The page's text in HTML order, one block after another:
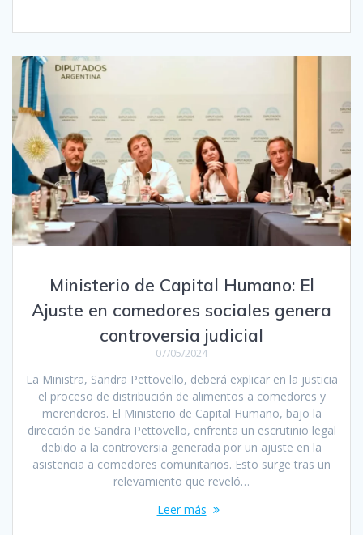
Ministerio de Capital Humano: El
Ajuste en comedores sociales genera
controversia judicial
07/05/2024
La Ministra, Sandra Pettovello, deberá explicar en la justicia
el proceso de distribución de alimentos a comedores y
merenderos. El Ministerio de Capital Humano, bajo la
dirección de Sandra Pettovello, enfrenta un escrutinio legal
debido a la controversia generada por un ajuste en la
asistencia a comedores comunitarios. Esto surge tras un
relevamiento que reveló…
Leer más